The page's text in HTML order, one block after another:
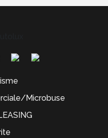
Microbuse